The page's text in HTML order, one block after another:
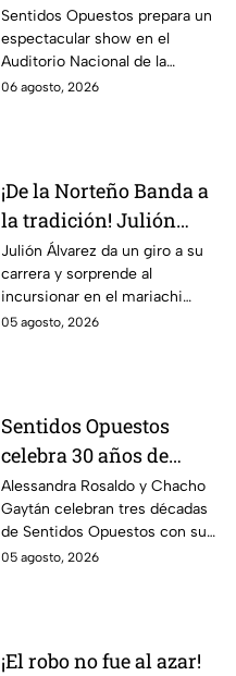
alista show inolvidable
en el Auditorio
Nacional
Sentidos Opuestos prepara un
espectacular show en el
Auditorio Nacional de la
CDMX. Descubre las fechas,
06 agosto, 2026
¡De la Norteño Banda a
la tradición! Julión
Álvarez sorprende al
cantar mariachi
Julión Álvarez da un giro a su
carrera y sorprende al
incursionar en el mariachi
tradicional con temas
05 agosto, 2026
Sentidos Opuestos
celebra 30 años de
música con show en
Auditorio Nacional
Alessandra Rosaldo y Chacho
Gaytán celebran tres décadas
de Sentidos Opuestos con su
gira y show en el Auditorio
05 agosto, 2026
¡El robo no fue al azar!